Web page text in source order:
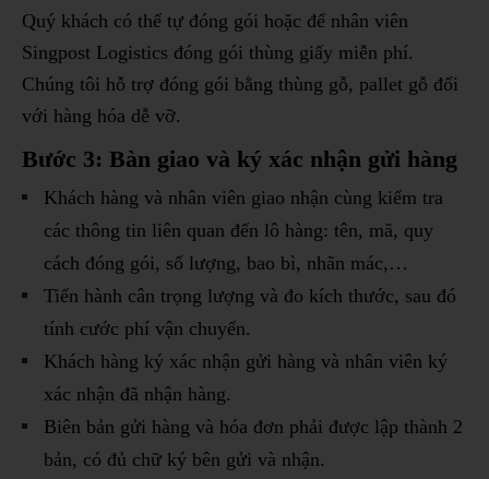
Quý khách có thể tự đóng gói hoặc để nhân viên
Singpost Logistics đóng gói thùng giấy miễn phí.
Chúng tôi hỗ trợ đóng gói bằng thùng gỗ, pallet gỗ đối
với hàng hóa dễ vỡ.
Bước 3: Bàn giao và ký xác nhận gửi hàng
Khách hàng và nhân viên giao nhận cùng kiểm tra
các thông tin liên quan đến lô hàng: tên, mã, quy
cách đóng gói, số lượng, bao bì, nhãn mác,…
Tiến hành cân trọng lượng và đo kích thước, sau đó
tính cước phí vận chuyển.
Khách hàng ký xác nhận gửi hàng và nhân viên ký
xác nhận đã nhận hàng.
Biên bản gửi hàng và hóa đơn phải được lập thành 2
bản, có đủ chữ ký bên gửi và nhận.